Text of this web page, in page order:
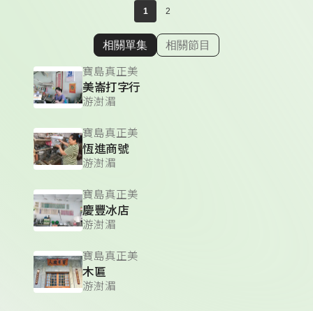
1 2
顯示相關單集
相關單集 相關節目
寶島真正美
美崙打字行
游澍湄
寶島真正美
恆進商號
游澍湄
寶島真正美
慶豐冰店
游澍湄
寶島真正美
木匾
游澍湄